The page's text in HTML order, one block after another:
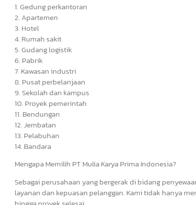
1. Gedung perkantoran
2. Apartemen
3. Hotel
4. Rumah sakit
5. Gudang logistik
6. Pabrik
7. Kawasan industri
8. Pusat perbelanjaan
9. Sekolah dan kampus
10. Proyek pemerintah
11. Bendungan
12. Jembatan
13. Pelabuhan
14. Bandara
Mengapa Memilih PT Mulia Karya Prima Indonesia?
Sebagai perusahaan yang bergerak di bidang
layanan dan kepuasan pelanggan. Kami tidak hanya